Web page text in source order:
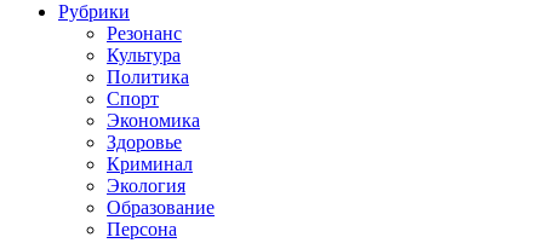
Рубрики
Резонанс
Культура
Политика
Спорт
Экономика
Здоровье
Криминал
Экология
Образование
Персона